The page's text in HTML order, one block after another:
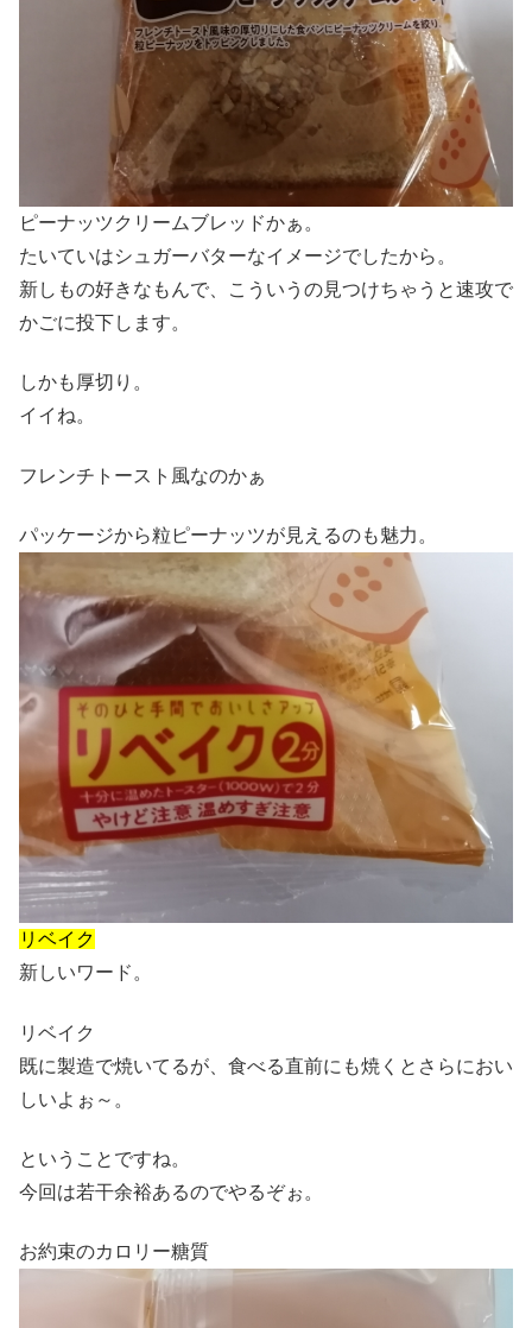
ピーナッツクリームブレッドかぁ。
たいていはシュガーバターなイメージでしたから。
新しもの好きなもんで、こういうの見つけちゃうと速攻で
かごに投下します。
しかも厚切り。
イイね。
フレンチトースト風なのかぁ
パッケージから粒ピーナッツが見えるのも魅力。
リベイク
新しいワード。
リベイク
既に製造で焼いてるが、食べる直前にも焼くとさらにおい
しいよぉ～。
ということですね。
今回は若干余裕あるのでやるぞぉ。
お約束のカロリー糖質